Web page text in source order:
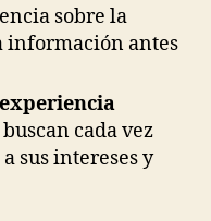
sobre la
antes
cada vez
sus intereses y